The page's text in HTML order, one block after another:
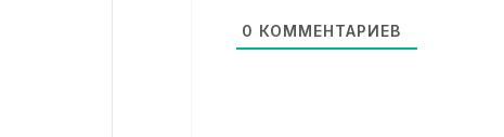
0 КОММЕНТАРИЕВ